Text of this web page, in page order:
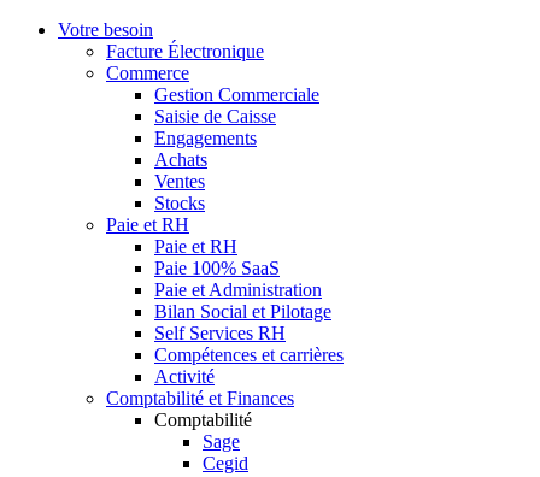
Votre besoin
Facture Électronique
Commerce
Gestion Commerciale
Saisie de Caisse
Engagements
Achats
Ventes
Stocks
Paie et RH
Paie et RH
Paie 100% SaaS
Paie et Administration
Bilan Social et Pilotage
Self Services RH
Compétences et carrières
Activité
Comptabilité et Finances
Comptabilité
Sage
Cegid